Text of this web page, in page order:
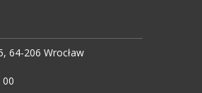
64-206 Wrocław
00